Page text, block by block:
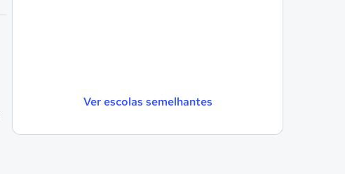
Ver escolas semelhantes